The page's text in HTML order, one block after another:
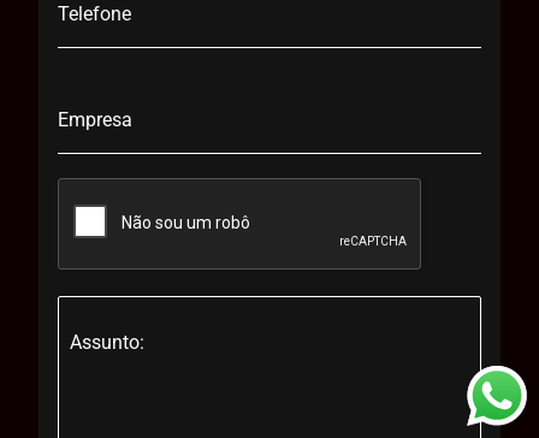
Telefone
Empresa
Assunto: